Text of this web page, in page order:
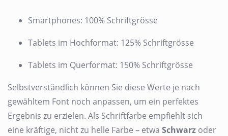
Smartphones: 100% Schriftgrösse
Tablets im Hochformat: 125% Schriftgrösse
Tablets im Querformat: 150% Schriftgrösse
Selbstverständlich können Sie diese Werte je nach
gewähltem Font noch anpassen, um ein perfektes
Ergebnis zu erzielen. Als Schriftfarbe empfiehlt sich
eine kräftige, nicht zu helle Farbe – etwa Schwarz oder